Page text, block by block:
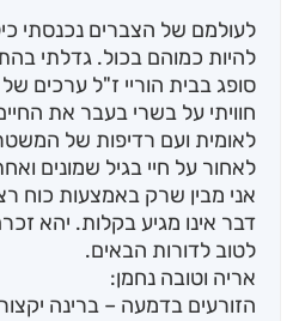
לעולמם של הצברים נכנסתי
להיות כמוהם בכול. גדלתי
סופג בבית הוריי ז"ל ערכים
חוויתי על בשרי בעבר את
לאומית ועם רדיפות של
לאחור על חיי בגיל שמונים
אני מבין שרק באמצעות כוח
דבר אינו מגיע בקלות. יהא
לטוב לדורות הבאים.
אריה וטובה נחמן:
הזורעים בדמעה – ברינה